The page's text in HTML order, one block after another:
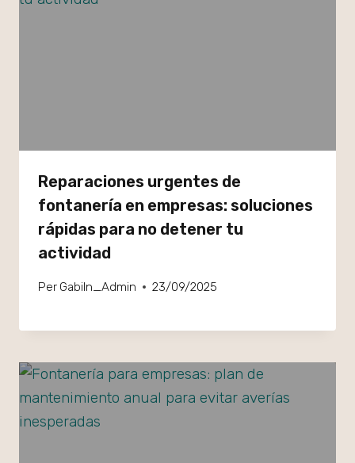
Reparaciones urgentes de
fontanería en empresas: soluciones
rápidas para no detener tu
actividad
Per GabiIn_Admin 23/09/2025